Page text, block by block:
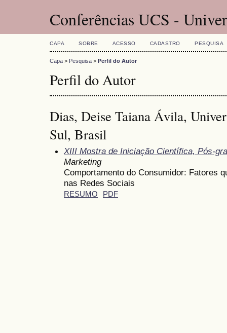
Conferências UCS -
CAPA SOBRE ACESSO CADASTRO PESQUISA
Capa > Pesquisa > Perfil do Autor
Perfil do Autor
Dias, Deise Taiana Ávila,
Sul, Brasil
XIII Mostra de Iniciação Científica, Pós-
Marketing
Comportamento do Consumidor: Fatores
nas Redes Sociais
RESUMO PDF